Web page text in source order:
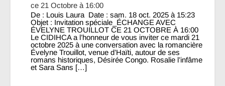
ce 21 Octobre à 16:00
De : Louis Laura Date : sam. 18 oct. 2025 à 15:23
Objet : Invitation spéciale_ÉCHANGE AVEC
ÉVELYNE TROUILLOT CE 21 OCTOBRE À 16:00
Le CIDIHCA a l’honneur de vous inviter ce mardi 21
octobre 2025 à une conversation avec la romancière
Évelyne Trouillot, venue d’Haïti, autour de ses
romans historiques, Désirée Congo. Rosalie l’infâme
et Sara Sans […]